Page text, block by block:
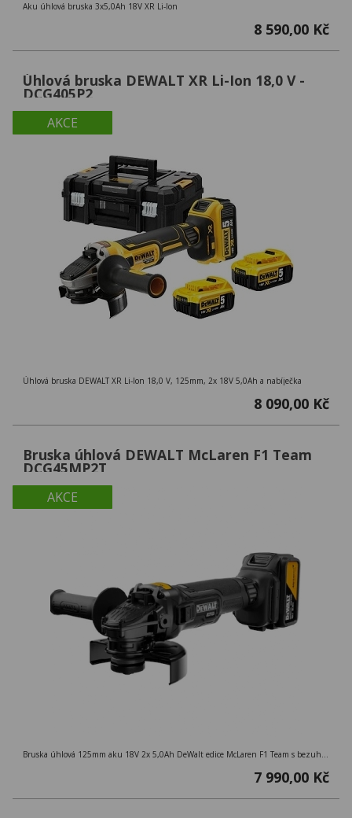
Aku úhlová bruska 3x5,0Ah 18V XR Li-Ion
8 590,00 Kč
AKCE
Úhlová bruska DEWALT XR Li-Ion 18,0 V -
DCG405P2
Úhlová bruska DEWALT XR Li-Ion 18,0 V, 125mm, 2x 18V 5,0Ah a nabíječka
8 090,00 Kč
AKCE
Bruska úhlová DEWALT McLaren F1 Team
DCG45MP2T
Bruska úhlová 125mm aku 18V 2x 5,0Ah DeWalt edice McLaren F1 Team s bezuhlíkovým motorem
7 990,00 Kč